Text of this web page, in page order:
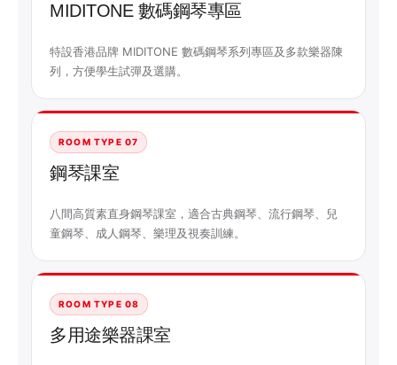
MIDITONE 數碼鋼琴專區
特設香港品牌 MIDITONE 數碼鋼琴系列專區及多款樂器陳
列，方便學生試彈及選購。
ROOM TYPE 07
鋼琴課室
八間高質素直身鋼琴課室，適合古典鋼琴、流行鋼琴、兒
童鋼琴、成人鋼琴、樂理及視奏訓練。
ROOM TYPE 08
多用途樂器課室